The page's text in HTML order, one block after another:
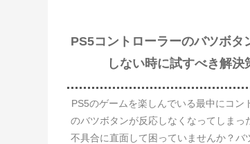
PS5コントローラーのバツボタ
しない時に試すべき解決
PS5のゲームを楽しんでいる最中にコン
のバツボタンが反応しなくなってしまっ
不具合に直面して困っていませんか？バ